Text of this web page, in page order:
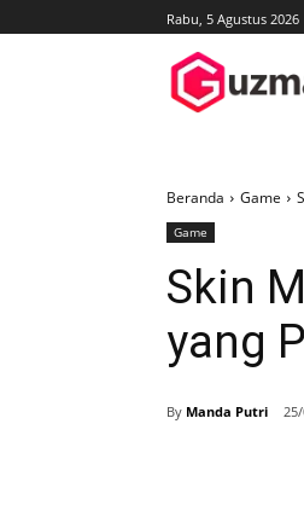
Rabu, 5 Agustus 2026
Beranda Game
Game
Skin
yang
By Manda Putri